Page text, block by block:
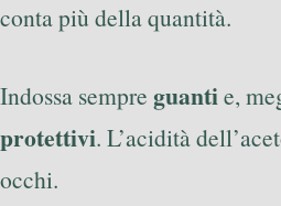
conta più della quantità.
Indossa sempre guantie,
protettivi. L’acidità
occhi.